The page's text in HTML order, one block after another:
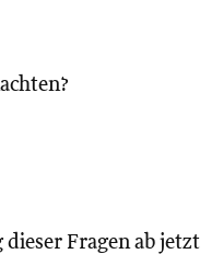
Fragen ab jetzt